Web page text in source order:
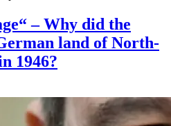
– Why did the
land of North-
1946?